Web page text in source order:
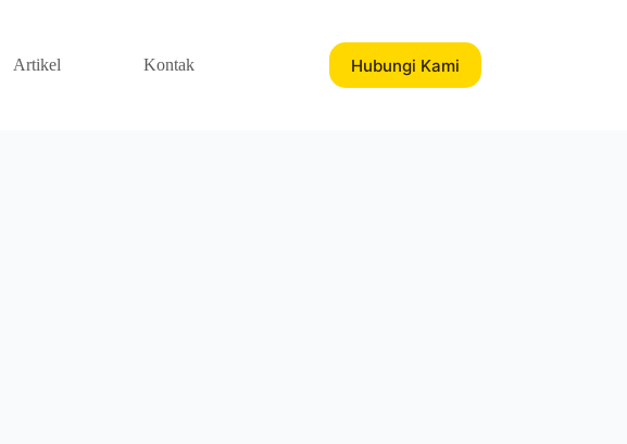
Artikel Kontak Hubungi Kami